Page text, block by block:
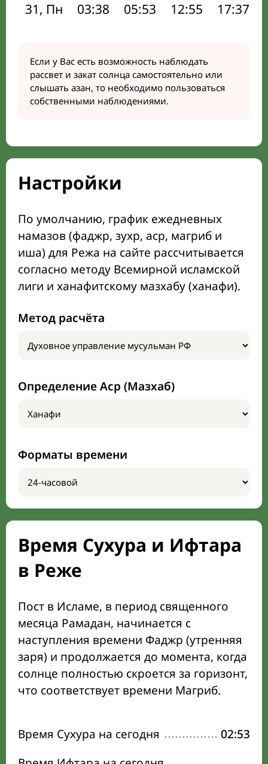
31, Пн
03:38 05:53 12:55 17:37
Если у Вас есть возможность наблюдать
рассвет и закат солнца самостоятельно или
слышать азан, то необходимо пользоваться
собственными наблюдениями.
Настройки
По умолчанию, график ежедневных
намазов (фаджр, зухр, аср, магриб и
иша) для Режа на сайте рассчитывается
согласно методу Всемирной исламской
лиги и ханафитскому мазхабу (ханафи).
Метод расчёта
Определение Аср (Мазхаб)
Форматы времени
Время Сухура и Ифтара
в Реже
Пост в Исламе, в период священного
месяца Рамадан, начинается с
наступления времени Фаджр (утренняя
заря) и продолжается до момента, когда
солнце полностью скроется за горизонт,
что соответствует времени Магриб.
Время Сухура на сегодня
02:53